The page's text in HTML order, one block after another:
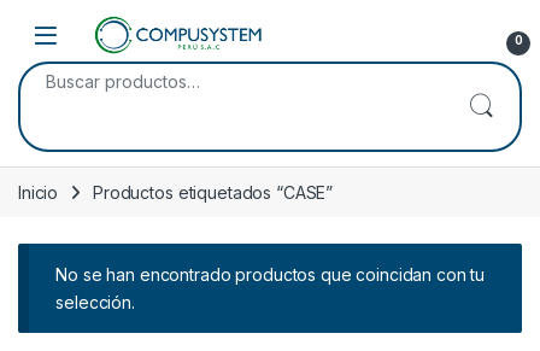
Skip to navigation
Skip to content
Open 0
Buscar por:
Inicio Productos etiquetados “CASE”
No se han encontrado productos que coincidan con tu
selección.